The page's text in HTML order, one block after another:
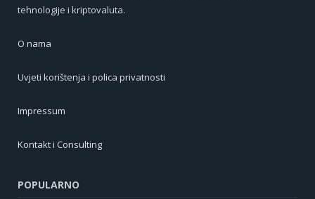
tehnologije i kriptovaluta.
O nama
Uvjeti korištenja i polica privatnosti
Impressum
Kontakt i Consulting
POPULARNO